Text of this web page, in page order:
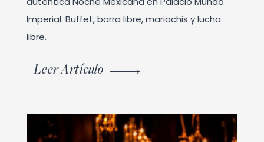
Imperial. Buffet, barra libre, mariachis y lucha
libre.
Leer Artículo